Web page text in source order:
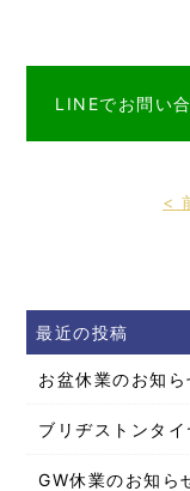
LINEでお問い
<
最近の投稿
お盆休業のお知ら
ブリヂストンタ
GW休業のお知ら